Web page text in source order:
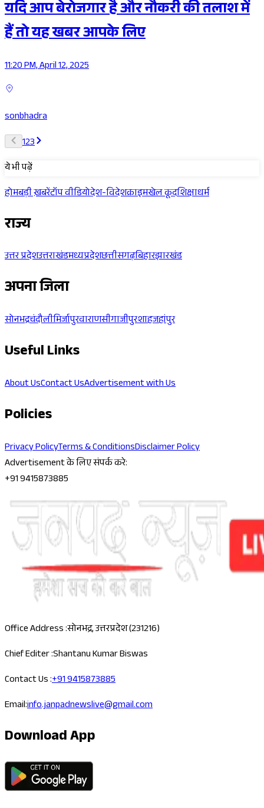
यदि आप बेरोजगार है और नौकरी की तलाश में
हैं तो यह खबर आपके लिए
11:20 PM, April 12, 2025
sonbhadra
123
ये भी पढ़ें
होमबड़ी ख़बरेंटॉप वीडियोदेश-विदेशक्राइमखेल कूदशिक्षाधर्म
राज्य
उत्तर प्रदेशउत्तराखंडमध्यप्रदेशछत्तीसगढ़बिहारझारखंड
अपना जिला
सोनभद्रचंदौलीमिर्जापुरवाराणसीगाजीपुरशाहजहांपुर
Useful Links
About UsContact UsAdvertisement with Us
Policies
Privacy PolicyTerms & ConditionsDisclaimer Policy
Advertisement के लिए संपर्क करे:
+91 9415873885
Office Address :सोनभद्र, उत्तरप्रदेश (231216)
Chief Editer :Shantanu Kumar Biswas
Contact Us :+91 9415873885
Email:info.janpadnewslive@gmail.com
Download App